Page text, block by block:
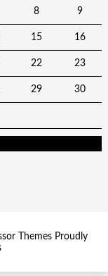
8 9
15 16
22 23
29 30
Themes Proudly